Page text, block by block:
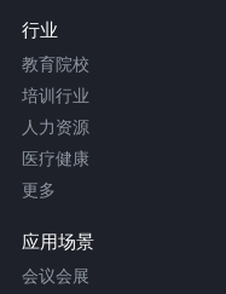
行业
教育院校
培训行业
人力资源
医疗健康
更多
应用场景
会议会展